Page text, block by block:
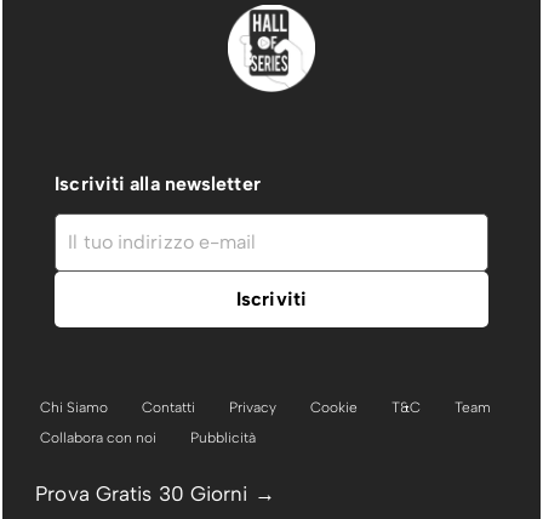
Iscriviti alla newsletter
Chi Siamo Contatti Privacy Cookie T&C
Team
Collabora con noi
Pubblicità
Prova Gratis 30 Giorni →